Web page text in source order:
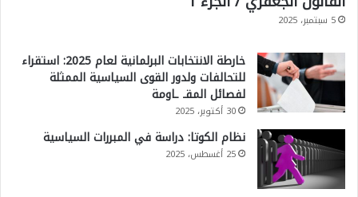
5 سبتمبر، 2025
خارطة الانتخابات البرلمانية لعام 2025: استقراء
للتحالفات ولدور القوى السياسية الممثلة
لفصائل المقـ ـاومة
30 أكتوبر، 2025
نظام الكوتا: دراسة في المبررات السياسية
25 أغسطس، 2025